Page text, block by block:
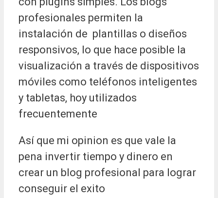
profesionales permiten la
instalación de plantillas o diseños
responsivos, lo que hace posible la
visualización a través de dispositivos
móviles como teléfonos inteligentes
y tabletas, hoy utilizados
frecuentemente
Así que mi opinion es que vale la
pena invertir tiempo y dinero en
crear un blog profesional para lograr
conseguir el exito